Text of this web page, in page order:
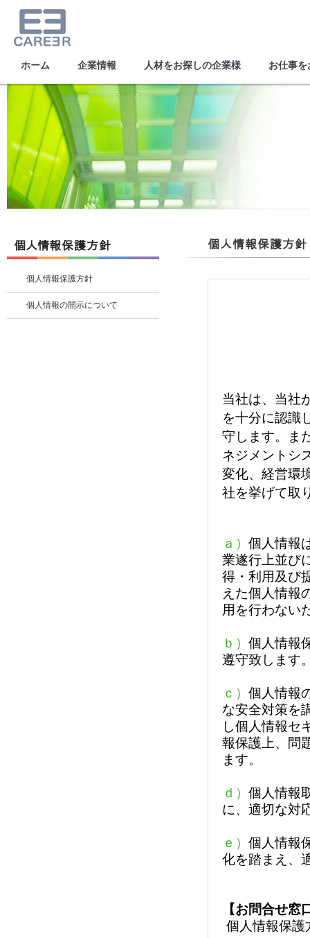
ホーム 企業情報 人材をお探しの企業様 お仕事
当社は、当社
を十分に認識
守します。ま
ネジメントシ
変化、経営環
社を挙げて取
ａ） 個人情報
業遂行上並び
得・利用及び
えた個人情報
用を行わない
ｂ） 個人情報
遵守致します
ｃ） 個人情報
な安全対策を
し個人情報セ
報保護上、問
ます。
ｄ） 個人情報
に、適切な対
ｅ） 個人情報
化を踏まえ、
【お問合せ窓
個人情報保護
個人情報保護方針
個人情報保護方針
個人情報の開示について